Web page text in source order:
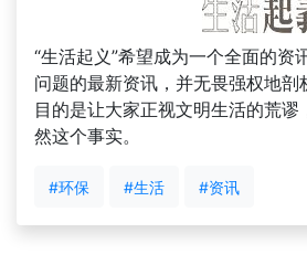
“生活起义”希望成为一个全面的资
问题的最新资讯，并无畏强权地剖
目的是让大家正视文明生活的荒谬
然这个事实。
#环保 #生活 #资讯